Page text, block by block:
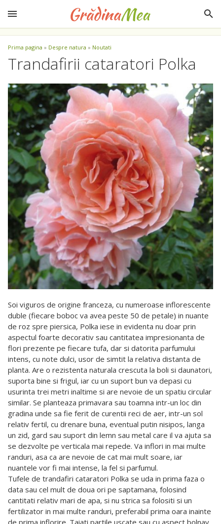
Prima pagina » Despre natura » Noutati
Trandafirii cataratori Polka
Soi viguros de origine franceza, cu numeroase inflorescente
duble (fiecare boboc va avea peste 50 de petale) in nuante
de roz spre piersica, Polka iese in evidenta nu doar prin
aspectul foarte decorativ sau cantitatea impresionanta de
flori prezente pe fiecare tufa, dar si datorita parfumului
intens, cu note dulci, usor de simtit la relativa distanta de
planta. Are o rezistenta naturala crescuta la boli si daunatori,
suporta bine si frigul, iar cu un suport bun va depasi cu
usurinta trei metri inaltime si are nevoie de un spatiu circular
similar. Se planteaza primavara sau toamna intr-un loc din
gradina unde sa fie ferit de curentii reci de aer, intr-un sol
relativ fertil, cu drenare buna, eventual putin nisipos, langa
un zid, gard sau suport din lemn sau metal care il va ajuta sa
se dezvolte pe verticala mai repede. Va inflori in mai multe
randuri, asa ca are nevoie de cat mai mult soare, iar
nuantele vor fi mai intense, la fel si parfumul.
Tufele de trandafiri cataratori Polka se uda in prima faza o
data sau cel mult de doua ori pe saptamana, folosind
cantitati relativ mari de apa, si nu strica sa folositi si un
fertilizator in mai multe randuri, preferabil prima oara inainte
de prima inflorire. Taiati partile uscate sau cu aspect bolnav